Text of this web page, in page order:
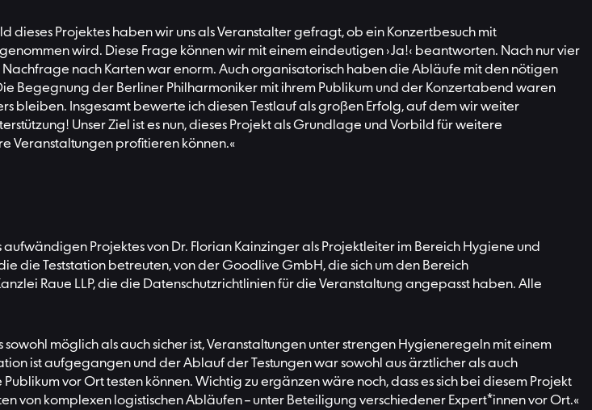
Projektes haben wir uns als Veranstalter gefragt, ob ein Konzertbesuch mit
wird. Diese Frage können wir mit einem eindeutigen ›Ja!‹ beantworten. Nach nur vier
nach Karten war enorm. Auch organisatorisch haben die Abläufe mit den nötigen
Begegnung der Berliner Philharmoniker mit ihrem Publikum und der Konzertabend waren
Insgesamt bewerte ich diesen Testlauf als großen Erfolg, auf dem wir weiter
Unser Ziel ist es nun, dieses Projekt als Grundlage und Vorbild für weitere
Veranstaltungen profitieren können.«
Projektes von Dr. Florian Kainzinger als Projektleiter im Bereich Hygiene und
die Teststation betreuten, von der Goodlive GmbH, die sich um den Bereich
Raue LLP, die die Datenschutzrichtlinien für die Veranstaltung angepasst haben. Alle
möglich als auch sicher ist, Veranstaltungen unter strengen Hygieneregeln mit einem
ist aufgegangen und der Ablauf der Testungen war sowohl aus ärztlicher als auch
vor Ort testen können. Wichtig zu ergänzen wäre noch, dass es sich bei diesem Projekt
von komplexen logistischen Abläufen – unter Beteiligung verschiedener Expert*innen vor Ort.«